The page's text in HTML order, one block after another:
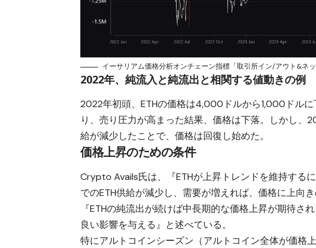
イーサリアム価格分析オンチェーン指標「取引所イン/アウト&
2022年、純流入と純流出と相関する値動きの例
2022年初頭、ETHの価格は4,000ドルから1,000ドル
り、売り圧力が高まった結果、価格は下落。しかし、
給が減少したことで、価格は回復し始めた。
価格上昇のための条件
Crypto Avails氏は、『ETHが上昇トレンドを維持する
でのETH供給が減少し、需要が増えれば、価格に上向
『ETHの純流出が続けば中長期的な価格上昇が期待さ
良い影響を与える』と述べている。
特にアルトコインシーズン（アルトコイン全体が価格